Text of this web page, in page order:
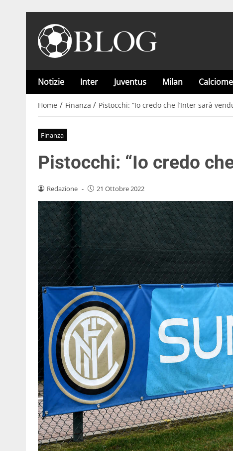
Notizie Inter Juventus Milan
Home / Finanza / Pistocchi: “Io credo che l’Inter sarà
Finanza
Pistocchi: “Io credo
Redazione - 21 Ottobre 2022